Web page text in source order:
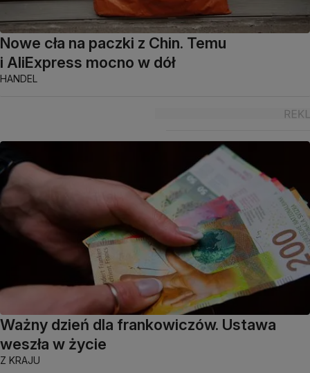
Nowe cła na paczki z Chin. Temu
i AliExpress mocno w dół
HANDEL
Ważny dzień dla frankowiczów. Ustawa
weszła w życie
Z KRAJU